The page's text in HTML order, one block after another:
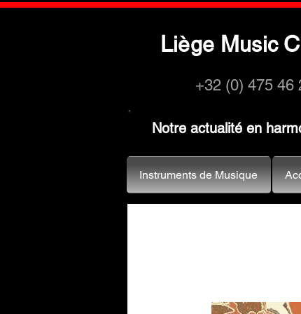
Liège Music C
+32 (0) 475 46
Notre actualité en
Instruments de Musique